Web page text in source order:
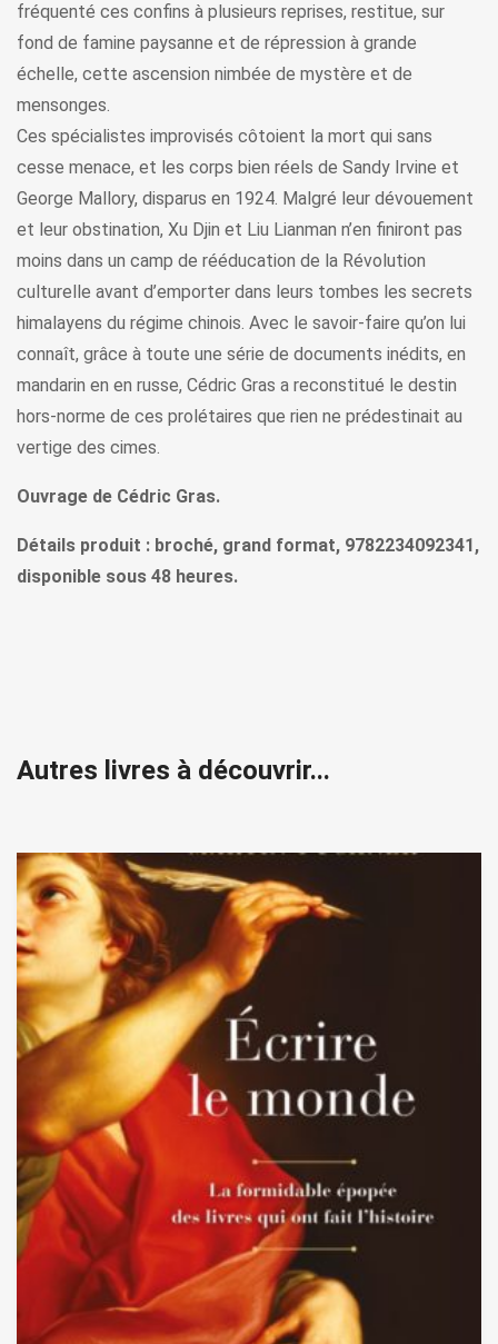
fréquenté ces confins à plusieurs reprises, restitue, sur
fond de famine paysanne et de répression à grande
échelle, cette ascension nimbée de mystère et de
mensonges.
Ces spécialistes improvisés côtoient la mort qui sans
cesse menace, et les corps bien réels de Sandy Irvine et
George Mallory, disparus en 1924. Malgré leur dévouement
et leur obstination, Xu Djin et Liu Lianman n’en finiront pas
moins dans un camp de rééducation de la Révolution
culturelle avant d’emporter dans leurs tombes les secrets
himalayens du régime chinois. Avec le savoir-faire qu’on lui
connaît, grâce à toute une série de documents inédits, en
mandarin en en russe, Cédric Gras a reconstitué le destin
hors-norme de ces prolétaires que rien ne prédestinait au
vertige des cimes.
Ouvrage de Cédric Gras.
Détails produit : broché, grand format, 9782234092341,
disponible sous 48 heures.
Autres livres à découvrir...